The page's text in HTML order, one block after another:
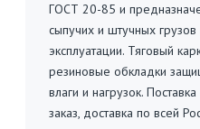
ГОСТ 20-85 и
сыпучих и штучных
эксплуатации. Тяговый
резиновые обкладки
влаги и нагрузок.
заказ, доставка по всей